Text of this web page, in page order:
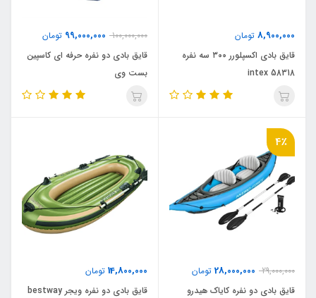
8,900,000 تومان
قایق بادی اکسپلورر ۳۰۰ سه نفره
intex 58318
100,000,000
99,000,000 تومان
قایق بادی دو نفره حرفه ای کاسپین
بست وی
4٪
29,000,000
28,000,000 تومان
قایق بادی دو نفره کایاک هیدرو
14,800,000 تومان
قایق بادی دو نفره ویجر bestway